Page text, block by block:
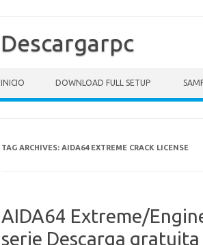
Descargarpc
INICIO DOWNLOAD FULL SETUP
TAG ARCHIVES: AIDA64 EXTREME CRACK LICENSE
AIDA64 Extreme/
serie Descarga